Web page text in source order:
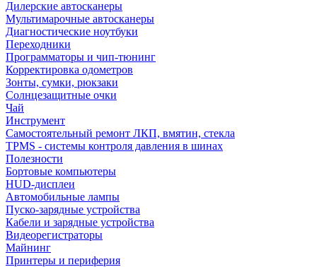
Дилерские автосканеры
Мультимарочные автосканеры
Диагностические ноутбуки
Переходники
Программаторы и чип-тюнинг
Корректировка одометров
Зонты, сумки, рюкзаки
Солнцезащитные очки
Чай
Инструмент
Самостоятельный ремонт ЛКП, вмятин, стекла
TPMS - системы контроля давления в шинах
Полезности
Бортовые компьютеры
HUD-дисплеи
Автомобильные лампы
Пуско-зарядные устройства
Кабели и зарядные устройства
Видеорегистраторы
Майнинг
Принтеры и периферия